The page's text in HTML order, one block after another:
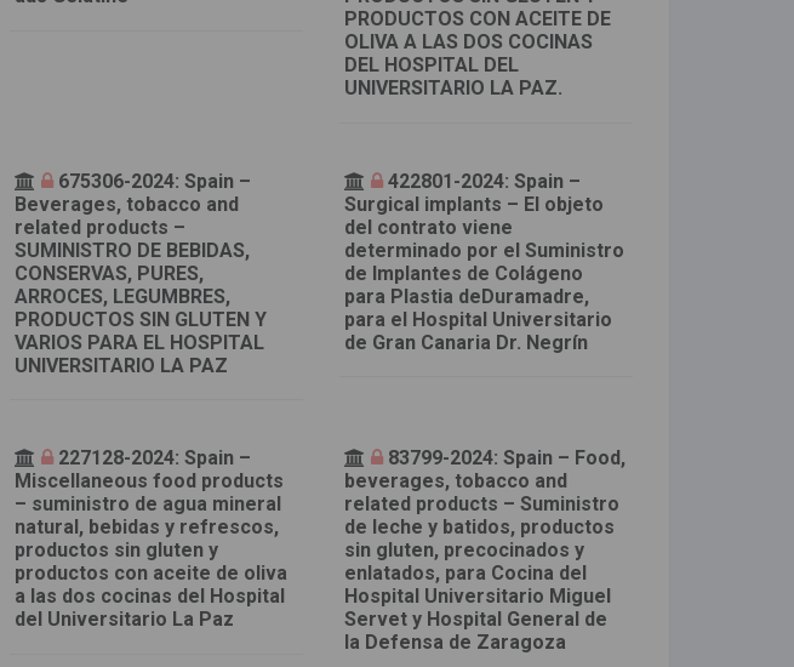
PRODUCTOS CON ACEITE DE
OLIVA A LAS DOS COCINAS
DEL HOSPITAL DEL
UNIVERSITARIO LA PAZ.
675306-2024: Spain –
Beverages, tobacco and
related products –
SUMINISTRO DE BEBIDAS,
CONSERVAS, PURES,
ARROCES, LEGUMBRES,
PRODUCTOS SIN GLUTEN Y
VARIOS PARA EL HOSPITAL
UNIVERSITARIO LA PAZ
422801-2024: Spain –
Surgical implants – El objeto
del contrato viene
determinado por el Suministro
de Implantes de Colágeno
para Plastia deDuramadre,
para el Hospital Universitario
de Gran Canaria Dr. Negrín
227128-2024: Spain –
Miscellaneous food products
– suministro de agua mineral
natural, bebidas y refrescos,
productos sin gluten y
productos con aceite de oliva
a las dos cocinas del Hospital
del Universitario La Paz
83799-2024: Spain – Food,
beverages, tobacco and
related products – Suministro
de leche y batidos, productos
sin gluten, precocinados y
enlatados, para Cocina del
Hospital Universitario Miguel
Servet y Hospital General de
la Defensa de Zaragoza